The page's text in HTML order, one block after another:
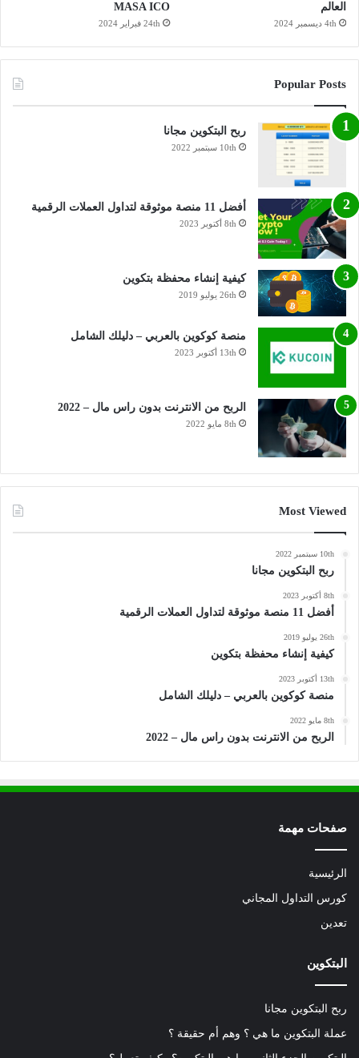
العالم
4th ديسمبر 2024
MASA ICO
24th فبراير 2024
Popular Posts
ربح البتكوين مجانا
10th سبتمبر 2022
أفضل 11 منصة موثوقة لتداول العملات الرقمية
8th أكتوبر 2023
كيفية إنشاء محفظة بتكوين
26th يوليو 2019
منصة كوكوين بالعربي – دليلك الشامل
13th أكتوبر 2023
الربح من الانترنت بدون راس مال – 2022
8th مايو 2022
Most Viewed
10th سبتمبر 2022
ربح البتكوين مجانا
8th أكتوبر 2023
أفضل 11 منصة موثوقة لتداول العملات الرقمية
26th يوليو 2019
كيفية إنشاء محفظة بتكوين
13th أكتوبر 2023
منصة كوكوين بالعربي – دليلك الشامل
8th مايو 2022
الربح من الانترنت بدون راس مال – 2022
صفحات مهمة
الرئيسية
كورس التداول المجاني
تعدين
البتكوين
ربح البتكوين مجانا
عملة البتكوين ما هي ؟ وهم أم حقيقة ؟